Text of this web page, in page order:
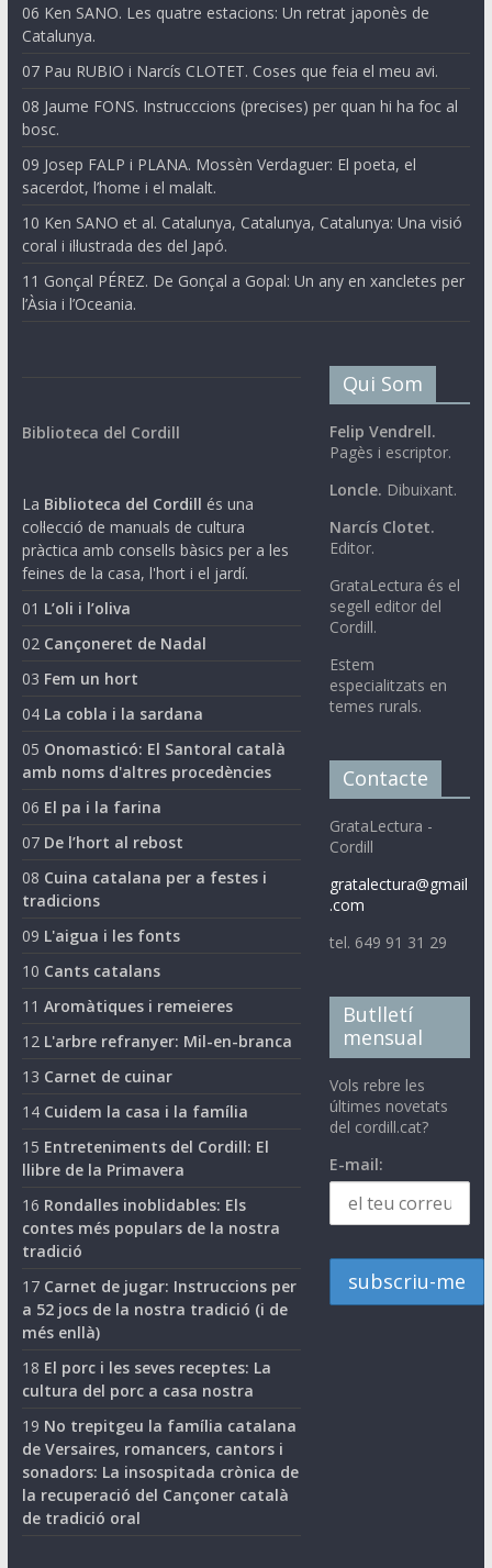
06 Ken SANO. Les quatre estacions: Un retrat japonès de
Catalunya.
07 Pau RUBIO i Narcís CLOTET. Coses que feia el meu avi.
08 Jaume FONS. Instrucccions (precises) per quan hi ha foc al
bosc.
09 Josep FALP i PLANA. Mossèn Verdaguer: El poeta, el
sacerdot, l’home i el malalt.
10 Ken SANO et al. Catalunya, Catalunya, Catalunya: Una visió
coral i il·lustrada des del Japó.
11 Gonçal PÉREZ. De Gonçal a Gopal: Un any en xancletes per
l’Àsia i l’Oceania.
Biblioteca del Cordill
La Biblioteca del Cordill és una
col·lecció de manuals de cultura
pràctica amb consells bàsics per a les
feines de la casa, l'hort i el jardí.
01 L’oli i l’oliva
02 Cançoneret de Nadal
03 Fem un hort
04 La cobla i la sardana
05 Onomasticó: El Santoral català
amb noms d'altres procedències
06 El pa i la farina
07 De l’hort al rebost
08 Cuina catalana per a festes i
tradicions
09 L'aigua i les fonts
10 Cants catalans
11 Aromàtiques i remeieres
12 L'arbre refranyer: Mil-en-branca
13 Carnet de cuinar
14 Cuidem la casa i la família
15 Entreteniments del Cordill: El
llibre de la Primavera
16 Rondalles inoblidables: Els
contes més populars de la nostra
tradició
17 Carnet de jugar: Instruccions per
a 52 jocs de la nostra tradició (i de
més enllà)
18 El porc i les seves receptes: La
cultura del porc a casa nostra
19 No trepitgeu la família catalana
de Versaires, romancers, cantors i
sonadors: La insospitada crònica de
la recuperació del Cançoner català
de tradició oral
Qui Som
Felip Vendrell.
Pagès i escriptor.
Loncle. Dibuixant.
Narcís Clotet.
Editor.
GrataLectura és el
segell editor del
Cordill.
Estem
especialitzats en
temes rurals.
Contacte
GrataLectura -
Cordill
gratalectura@gmail
.com
tel. 649 91 31 29
Butlletí
mensual
Vols rebre les
últimes novetats
del cordill.cat?
E-mail: